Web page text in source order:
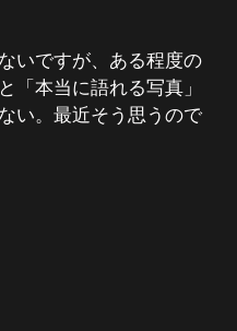
いですが、ある程度の
「本当に語れる写真」
い。最近そう思うので